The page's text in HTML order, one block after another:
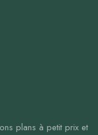
plans à petit prix et